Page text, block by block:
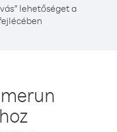
lehetőséget a